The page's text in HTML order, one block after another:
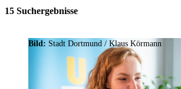
15 Suchergebnisse
Bild: Stadt Dortmund / Klaus Körmann